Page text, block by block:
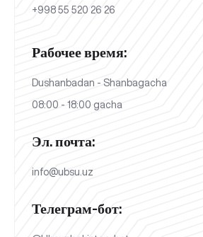
+998 55 520 26 26
Рабочее время:
Dushanbadan - Shanbagacha
08:00 - 18:00 gacha
Эл. почта:
info@ubsu.uz
Телеграм-бот: